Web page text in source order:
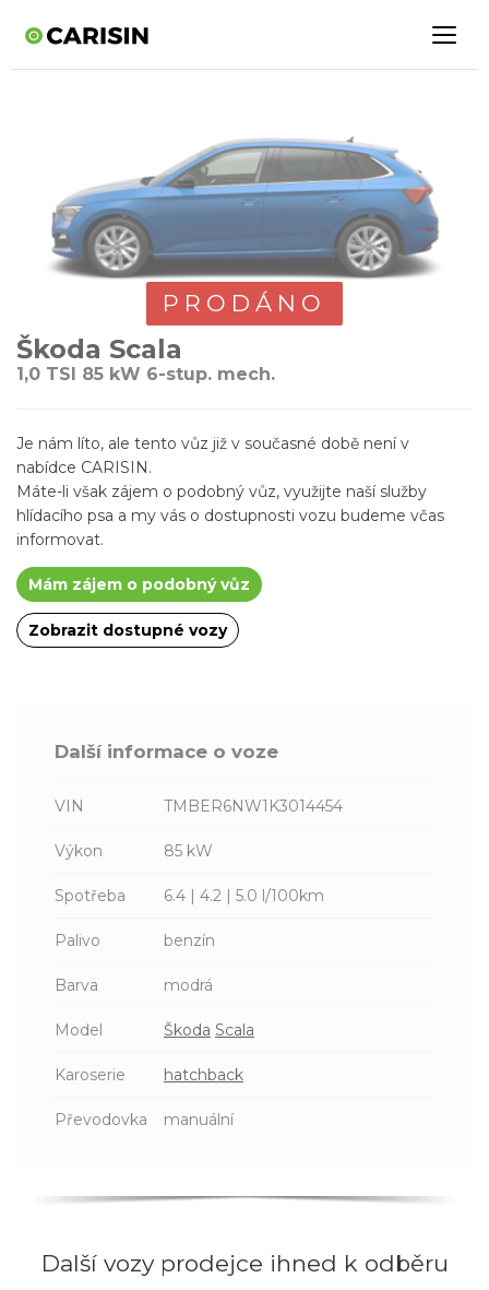
PRODÁNO
Škoda Scala
1,0 TSI 85 kW 6-stup. mech.
Je nám líto, ale tento vůz již v současné době není v
nabídce CARISIN.
Máte-li však zájem o podobný vůz, využijte naší služby
hlídacího psa a my vás o dostupnosti vozu budeme včas
informovat.
Mám zájem o podobný vůz
Zobrazit dostupné vozy
Další informace o voze
VIN TMBER6NW1K3014454
Výkon 85 kW
Spotřeba 6.4 | 4.2 | 5.0 l/100km
Palivo benzín
Barva modrá
Model Škoda Scala
Karoserie hatchback
Převodovka manuální
Další vozy prodejce ihned k odběru